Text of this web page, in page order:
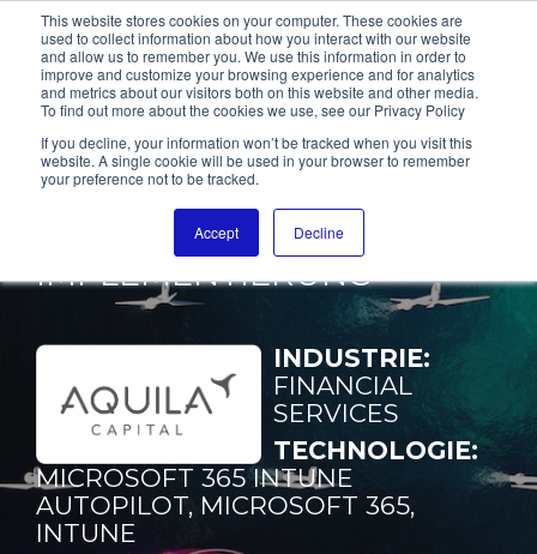
This website stores cookies on your computer. These cookies are
used to collect information about how you interact with our website
and allow us to remember you. We use this information in order to
improve and customize your browsing experience and for analytics
and metrics about our visitors both on this website and other media.
To find out more about the cookies we use, see our Privacy Policy
If you decline, your information won’t be tracked when you visit this
website. A single cookie will be used in your browser to remember
your preference not to be tracked.
Accept Decline
AQUILA CAPITAL
INTUNE AUTOPILOT UND
APPLE MDM POC
IMPLEMENTIERUNG
INDUSTRIE:
FINANCIAL
SERVICES
TECHNOLOGIE:
MICROSOFT 365 INTUNE
AUTOPILOT, MICROSOFT 365,
INTUNE